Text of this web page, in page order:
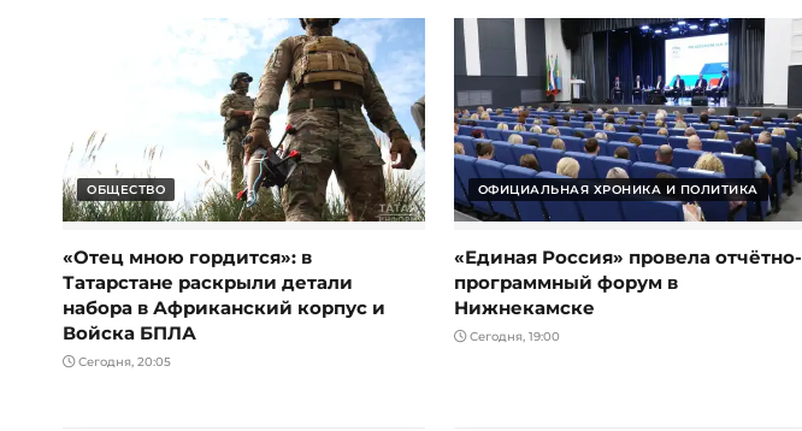
ОБЩЕСТВО
«Отец мною гордится»: в
Татарстане раскрыли детали
набора в Африканский корпус и
Войска БПЛА
Сегодня, 20:05
ОФИЦИАЛЬНАЯ ХРОНИКА И ПОЛИТИКА
«Единая Россия» провела отчётно-
программный форум в
Нижнекамске
Сегодня, 19:00